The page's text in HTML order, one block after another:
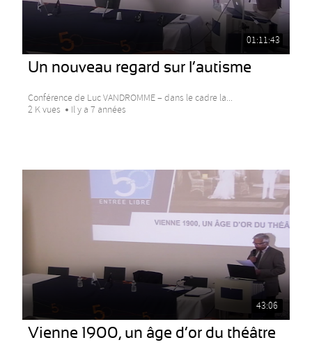
01:11:43
Un nouveau regard sur l’autisme
Conférence de Luc VANDROMME – dans le cadre la...
2 K vues
Il y a 7 années
43:06
Vienne 1900, un âge d’or du théâtre